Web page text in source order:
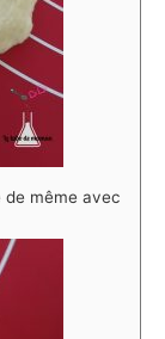
de même avec